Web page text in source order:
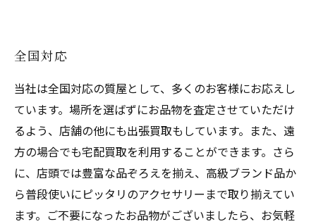
全国対応
当社は全国対応の質屋として、多くのお客様にお応えし
ています。場所を選ばずにお品物を査定させていただけ
るよう、店舗の他にも出張買取もしています。また、遠
方の場合でも宅配買取を利用することができます。さら
に、店頭では豊富な品ぞろえを揃え、高級ブランド品か
ら普段使いにピッタリのアクセサリーまで取り揃えてい
ます。ご不要になったお品物がございましたら、お気軽